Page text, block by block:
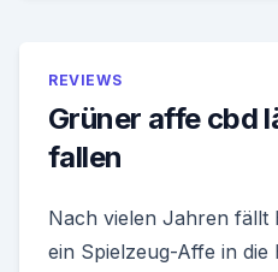
REVIEWS
Grüner affe cbd
fallen
Nach vielen Jahren fällt
ein Spielzeug-Affe in